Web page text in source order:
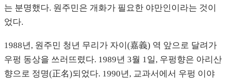
는 분명했다. 원주민은 개화가 필요한 야만인이라는 것이
었다.
1988년, 원주민 청년 무리가 자이(嘉義) 역 앞으로 달려가
우펑 동상을 쓰러뜨렸다. 1989년 3월 1일, 우펑향은 아리산
향으로 정명(正名)되었다. 1990년, 교과서에서 우펑 이야